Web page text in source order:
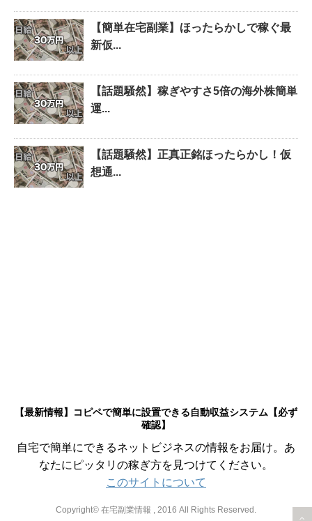
【簡単在宅副業】ほったらかしで稼ぐ最
新仮...
【話題騒然】稼ぎやすさ5倍の海外株簡単
運...
【話題騒然】正真正銘ほったらかし！仮
想通...
【最新情報】コピペで簡単に設置できる自動収益システム【必ず
確認】
自宅で簡単にできるネットビジネスの情報をお届け。あ
なたにピッタリの稼ぎ方を見つけてください。
このサイトについて
Copyright© 在宅副業情報 , 2016 All Rights Reserved.